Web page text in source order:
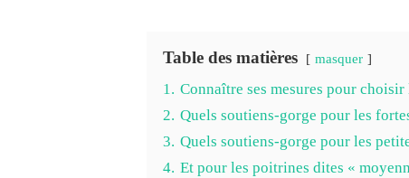
Table des matières masquer
1. Connaître ses mesures pour
2. Quels soutiens-gorge pour les
3. Quels soutiens-gorge pour les
4. Et pour les poitrines dites «